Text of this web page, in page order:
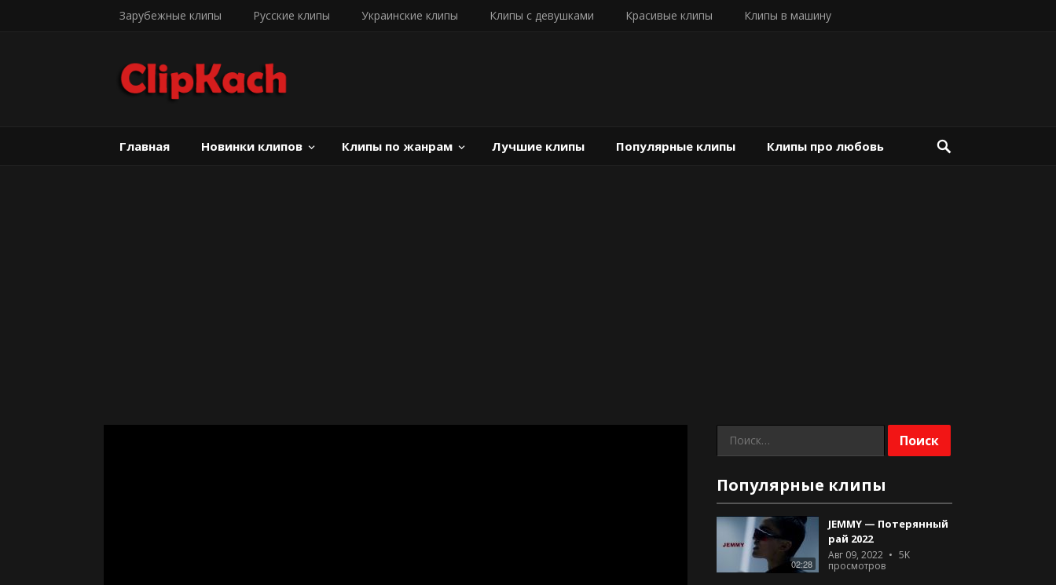
Зарубежные клипы Русские клипы Украинские клипы Клипы с девушками Красивые клипы Клипы в машину
Главная Новинки клипов Клипы по жанрам Лучшие клипы Популярные клипы Клипы про любовь
Найти:
Популярные клипы
02:28
JEMMY — Потерянный
рай 2022
Авг 09, 2022
5K
просмотров